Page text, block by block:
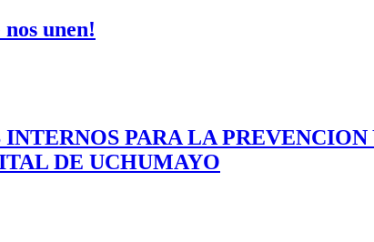
unen!
PARA LA
DE UCHUMAYO